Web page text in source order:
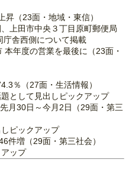
（23面・地域・東信）
上田市中央３丁目原町郵便局
庁舎西側について掲載
年度の営業を最後に（23面・
％（27面・生活情報）
として見出しピックアップ
月30日～今月2日（29面・第三
ピックアップ
件増（29面・第三社会）
ップ